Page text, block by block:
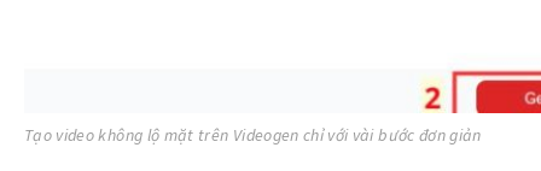
Tạo video không lộ mặt trên Videogen chỉ với vài bước đơn giản